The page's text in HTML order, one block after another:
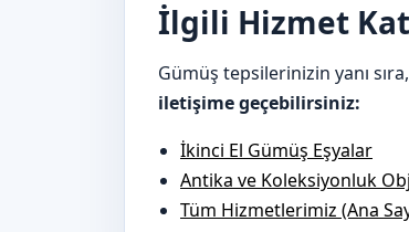
İlgili Hizmet
Gümüş tepsilerinizin yanı
iletişime geçebilirsiniz:
İkinci El Gümüş Eşyalar
Antika ve Koleksiyonluk
Tüm Hizmetlerimiz (Ana